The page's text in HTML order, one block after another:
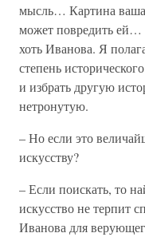
мысль… Картина ваша
может повредить
хоть Иванова. Я
степень
и избрать другую
нетронутую.
– Но если это
искусству?
– Если поискать, то
искусство не терпит
Иванова для